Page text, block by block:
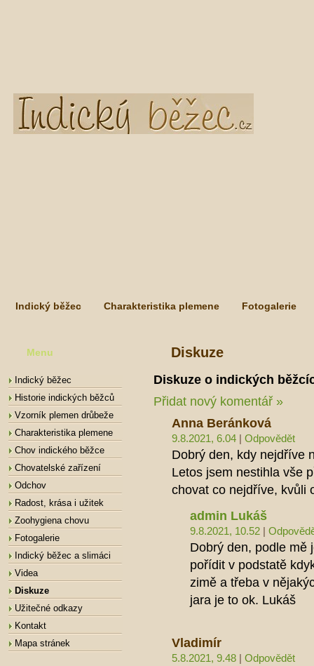
Indický běžec Charakteristika plemene Fotogalerie
Menu
Indický běžec
Historie indických běžců
Vzorník plemen drůbeže
Charakteristika plemene
Chov indického běžce
Chovatelské zařízení
Odchov
Radost, krása i užitek
Zoohygiena chovu
Fotogalerie
Indický běžec a slimáci
Videa
Diskuze
Užitečné odkazy
Kontakt
Mapa stránek
Diskuze
Diskuze o indických
Přidat nový komentář »
Anna Beránková
9.8.2021, 6.04 Odpovědět
Dobrý den, kdy nejdříve
Letos jsem nestihla vše
chovat co nejdříve, kvůli
admin Lukáš
9.8.2021, 10.52
Dobrý den, podle mě
pořídit v podstatě
zimě a třeba v
jara je to ok. Lukáš
Vladimír
5.8.2021, 9.48 Odpovědět